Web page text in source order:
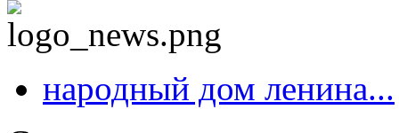
народный дом ленина...